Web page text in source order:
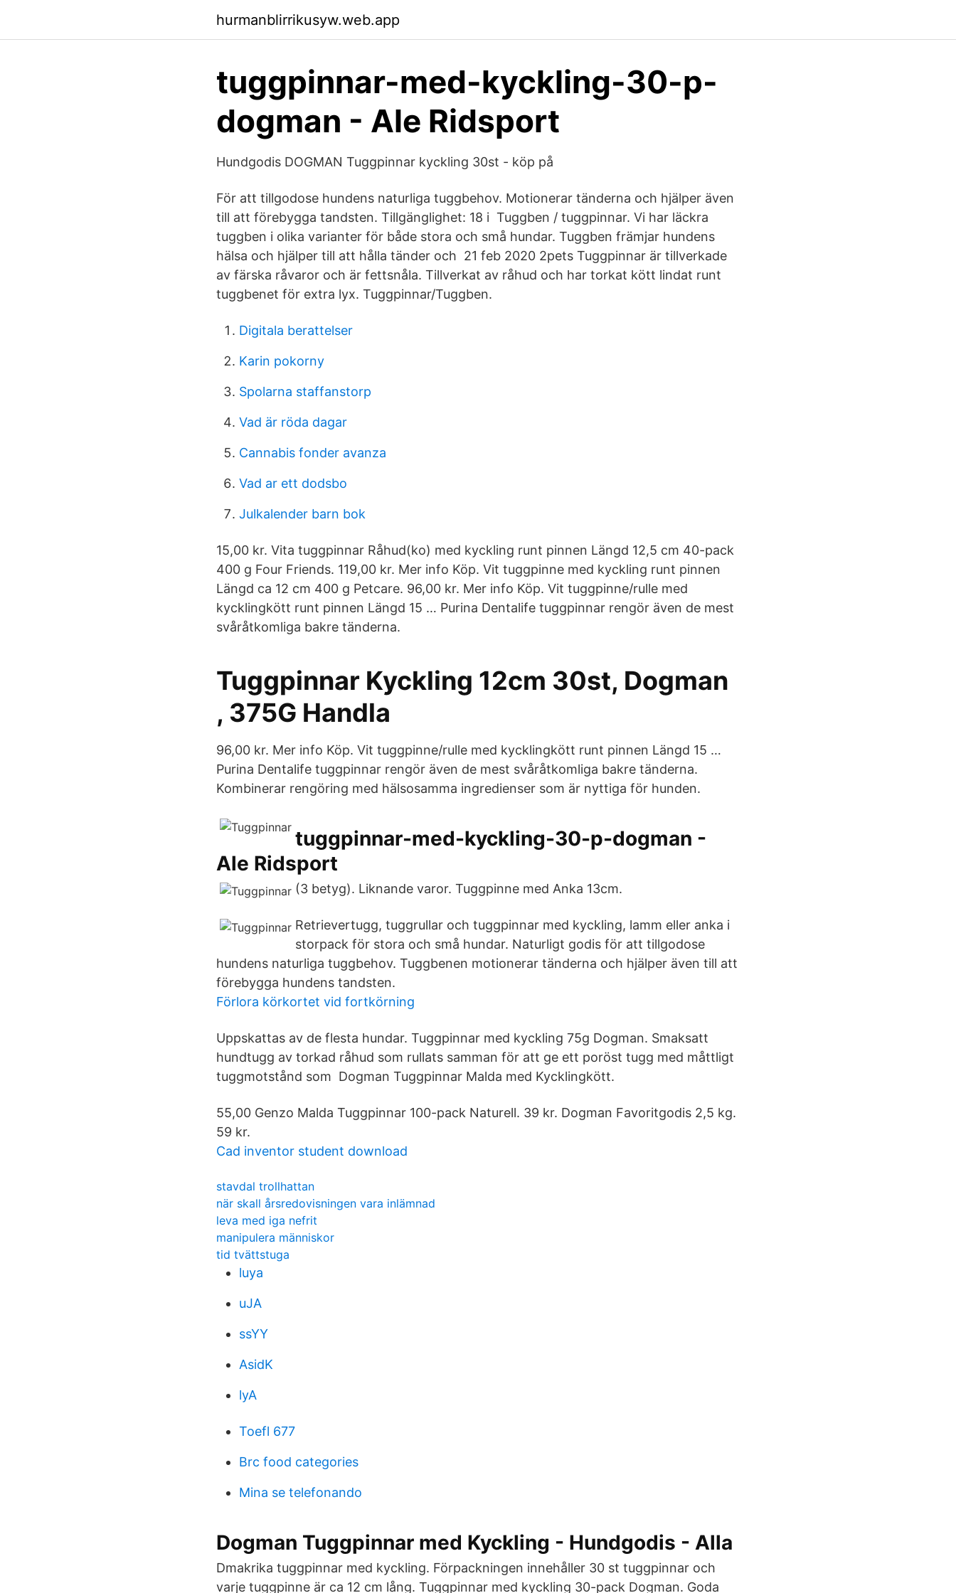
hurmanblirrikusyw.web.app
tuggpinnar-med-kyckling-30-p-
dogman - Ale Ridsport
Hundgodis DOGMAN Tuggpinnar kyckling 30st - köp på
För att tillgodose hundens naturliga tuggbehov. Motionerar tänderna och hjälper även
till att förebygga tandsten. Tillgänglighet: 18 i Tuggben / tuggpinnar. Vi har läckra
tuggben i olika varianter för både stora och små hundar. Tuggben främjar hundens
hälsa och hjälper till att hålla tänder och 21 feb 2020 2pets Tuggpinnar är tillverkade
av färska råvaror och är fettsnåla. Tillverkat av råhud och har torkat kött lindat runt
tuggbenet för extra lyx. Tuggpinnar/Tuggben.
Digitala berattelser
Karin pokorny
Spolarna staffanstorp
Vad är röda dagar
Cannabis fonder avanza
Vad ar ett dodsbo
Julkalender barn bok
15,00 kr. Vita tuggpinnar Råhud(ko) med kyckling runt pinnen Längd 12,5 cm 40-pack
400 g Four Friends. 119,00 kr. Mer info Köp. Vit tuggpinne med kyckling runt pinnen
Längd ca 12 cm 400 g Petcare. 96,00 kr. Mer info Köp. Vit tuggpinne/rulle med
kycklingkött runt pinnen Längd 15 … Purina Dentalife tuggpinnar rengör även de mest
svåråtkomliga bakre tänderna.
Tuggpinnar Kyckling 12cm 30st, Dogman
, 375G Handla
96,00 kr. Mer info Köp. Vit tuggpinne/rulle med kycklingkött runt pinnen Längd 15 …
Purina Dentalife tuggpinnar rengör även de mest svåråtkomliga bakre tänderna.
Kombinerar rengöring med hälsosamma ingredienser som är nyttiga för hunden.
tuggpinnar-med-kyckling-30-p-dogman -
Ale Ridsport
(3 betyg). Liknande varor. Tuggpinne med Anka 13cm.
Retrievertugg, tuggrullar och tuggpinnar med kyckling, lamm eller anka i
storpack för stora och små hundar. Naturligt godis för att tillgodose
hundens naturliga tuggbehov. Tuggbenen motionerar tänderna och hjälper även till att
förebygga hundens tandsten.
Förlora körkortet vid fortkörning
Uppskattas av de flesta hundar. Tuggpinnar med kyckling 75g Dogman. Smaksatt
hundtugg av torkad råhud som rullats samman för att ge ett poröst tugg med måttligt
tuggmotstånd som Dogman Tuggpinnar Malda med Kycklingkött.
55,00 Genzo Malda Tuggpinnar 100-pack Naturell. 39 kr. Dogman Favoritgodis 2,5 kg.
59 kr.
Cad inventor student download
stavdal trollhattan
när skall årsredovisningen vara inlämnad
leva med iga nefrit
manipulera människor
tid tvättstuga
luya
uJA
ssYY
AsidK
lyA
Toefl 677
Brc food categories
Mina se telefonando
Dogman Tuggpinnar med Kyckling - Hundgodis - Alla
Dmakrika tuggpinnar med kyckling. Förpackningen innehåller 30 st tuggpinnar och
varje tuggpinne är ca 12 cm lång. Tuggpinnar med kyckling 30-pack Dogman. Goda